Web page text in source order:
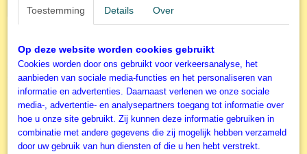
Specificaties
Productcode
L80290
EAN code
625012802901
Productcode leverancier
Cobble Hill
Omschrijving
1000 stukjes - Prince of Wales Hotel
Cobble Hill - Legpuzzel
Toestemming Details Over
Op deze website worden cookies gebruikt
Cookies worden door ons gebruikt voor verkeersanalyse, het
aanbieden van sociale media-functies en het personaliseren van
informatie en advertenties. Daarnaast verlenen we onze sociale
media-, advertentie- en analysepartners toegang tot informatie over
hoe u onze site gebruikt. Zij kunnen deze informatie gebruiken in
combinatie met andere gegevens die zij mogelijk hebben verzameld
door uw gebruik van hun diensten of die u hen hebt verstrekt.